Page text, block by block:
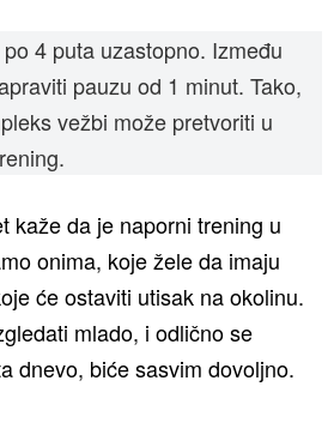
4 puta uzastopno. Između
pauzu od 1 minut. Tako,
vežbi može pretvoriti u
kaže da je naporni trening u
onima, koje žele da imaju
će ostaviti utisak na okolinu.
mlado, i odlično se
dnevo, biće sasvim dovoljno.